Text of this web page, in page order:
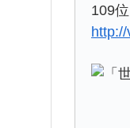
109